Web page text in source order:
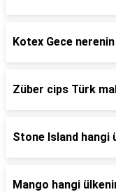
Kotex Gece nerenin
Züber cips Türk
Stone Island hangi
Mango hangi